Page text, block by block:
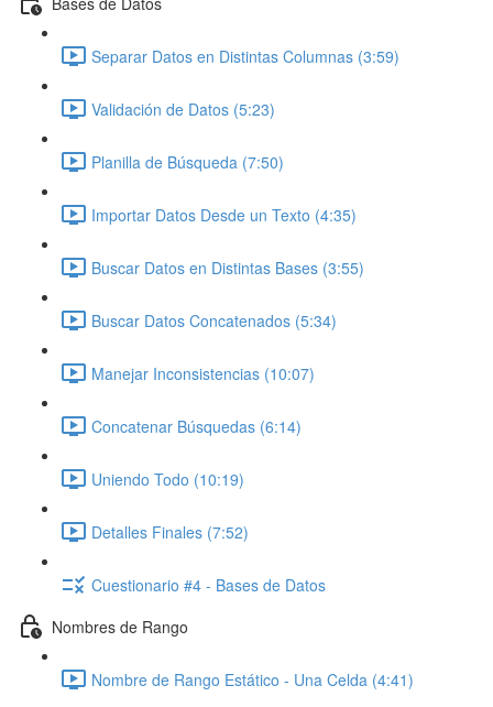
Separar Datos en Distintas Columnas (3:59)
Validación de Datos (5:23)
Planilla de Búsqueda (7:50)
Importar Datos Desde un Texto (4:35)
Buscar Datos en Distintas Bases (3:55)
Buscar Datos Concatenados (5:34)
Manejar Inconsistencias (10:07)
Concatenar Búsquedas (6:14)
Uniendo Todo (10:19)
Detalles Finales (7:52)
Cuestionario #4 - Bases de Datos
Nombres de Rango
Nombre de Rango Estático - Una Celda (4:41)